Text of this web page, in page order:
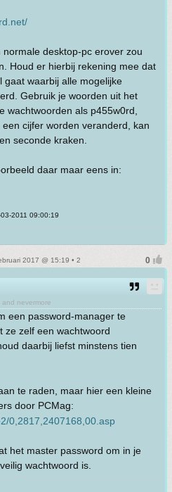
desktop-pc erover zou
Houd er hierbij rekening mee dat
waarbij alle mogelijke
Gebruik je woorden uit het
wachtwoorden als p455w0rd,
cijfer worden veranderd, kan
seconde kraken.
daar maar eens in:
2011 09:00:19
2017 @ 15:19 • 2
and nevermore
een password-manager te
ze zelf een wachtwoord
daarbij liefst minstens tien
te raden, maar hier een kleine
door PCMag:
0,2817,2407168,00.asp
het master password om in je
wachtwoord is.